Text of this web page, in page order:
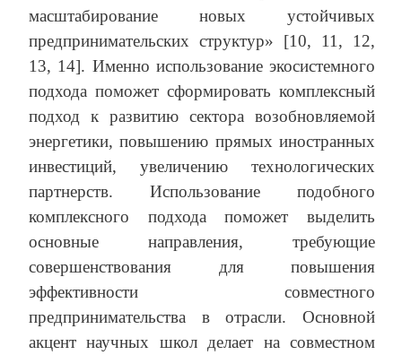
масштабирование новых устойчивых
предпринимательских структур» [10, 11, 12,
13, 14]. Именно использование экосистемного
подхода поможет сформировать комплексный
подход к развитию сектора возобновляемой
энергетики, повышению прямых иностранных
инвестиций, увеличению технологических
партнерств. Использование подобного
комплексного подхода поможет выделить
основные направления, требующие
совершенствования для повышения
эффективности совместного
предпринимательства в отрасли. Основной
акцент научных школ делает на совместном